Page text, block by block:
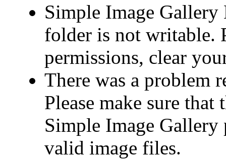
Simple Image
folder is not writable.
permissions, clear
There was a problem
Please make sure
Simple Image Gallery
valid image files.